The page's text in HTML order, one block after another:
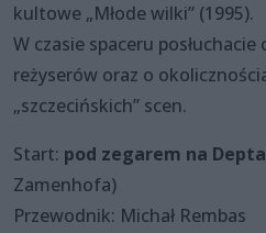
kultowe „Młode wilki” (1995).
W czasie spaceru
reżyserów oraz o
„szczecińskich” scen.
Start: pod zegarem na
Zamenhofa)
Przewodnik: Michał Rembas